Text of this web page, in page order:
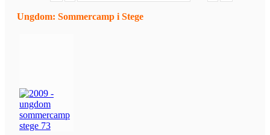
Ungdom: Sommercamp i Stege